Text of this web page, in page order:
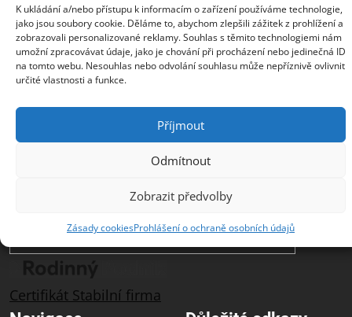
K ukládání a/nebo přístupu k informacím o zařízení používáme technologie,
jako jsou soubory cookie. Děláme to, abychom zlepšili zážitek z prohlížení a
zobrazovali personalizované reklamy. Souhlas s těmito technologiemi nám
umožní zpracovávat údaje, jako je chování při procházení nebo jedinečná ID
na tomto webu. Nesouhlas nebo odvolání souhlasu může nepříznivě ovlivnit
určité vlastnosti a funkce.
Příjmout
Odmítnout
Zobrazit předvolby
Zásady cookiesProhlášení o ochraně osobních údajů
IT bezpečnosti, ochrany dat a business continuity v
České republice, na Slovensku a v jihovýchodní
Evropě. Jedná se o rodinnou firmu s třicetiletou
historií na trhu. Vedle prodeje produktů poskytuje
svým zákazníkům špičkové služby podpory a školení.
Cloudflare, GFI Software, N-able a Company
(Un)Hacked. Společnost opakovaně získala ocenění
ChannelWorld Awards pro nejlepší VAD distributory.
Certifikát Stabilní firma